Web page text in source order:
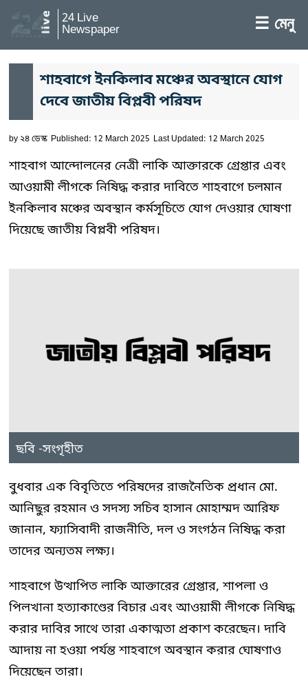
24 Live
Newspaper ☰ মেনু
শাহবাগে ইনকিলাব মঞ্চের অবস্থানে যোগ
দেবে জাতীয় বিপ্লবী পরিষদ
by২৪ ডেস্ক Published: 12 March 2025 Last Updated: 12 March 2025
শাহবাগ আন্দোলনের নেত্রী লাকি আক্তারকে গ্রেপ্তার এবং
আওয়ামী লীগকে নিষিদ্ধ করার দাবিতে শাহবাগে চলমান
ইনকিলাব মঞ্চের অবস্থান কর্মসূচিতে যোগ দেওয়ার ঘোষণা
দিয়েছে জাতীয় বিপ্লবী পরিষদ।
ছবি -সংগৃহীত
বুধবার এক বিবৃতিতে পরিষদের রাজনৈতিক প্রধান মো.
আনিছুর রহমান ও সদস্য সচিব হাসান মোহাম্মদ আরিফ
জানান, ফ্যাসিবাদী রাজনীতি, দল ও সংগঠন নিষিদ্ধ করা
তাদের অন্যতম লক্ষ্য।
শাহবাগে উত্থাপিত লাকি আক্তারের গ্রেপ্তার, শাপলা ও
পিলখানা হত্যাকাণ্ডের বিচার এবং আওয়ামী লীগকে নিষিদ্ধ
করার দাবির সাথে তারা একাত্মতা প্রকাশ করেছেন। দাবি
আদায় না হওয়া পর্যন্ত শাহবাগে অবস্থান করার ঘোষণাও
দিয়েছেন তারা।